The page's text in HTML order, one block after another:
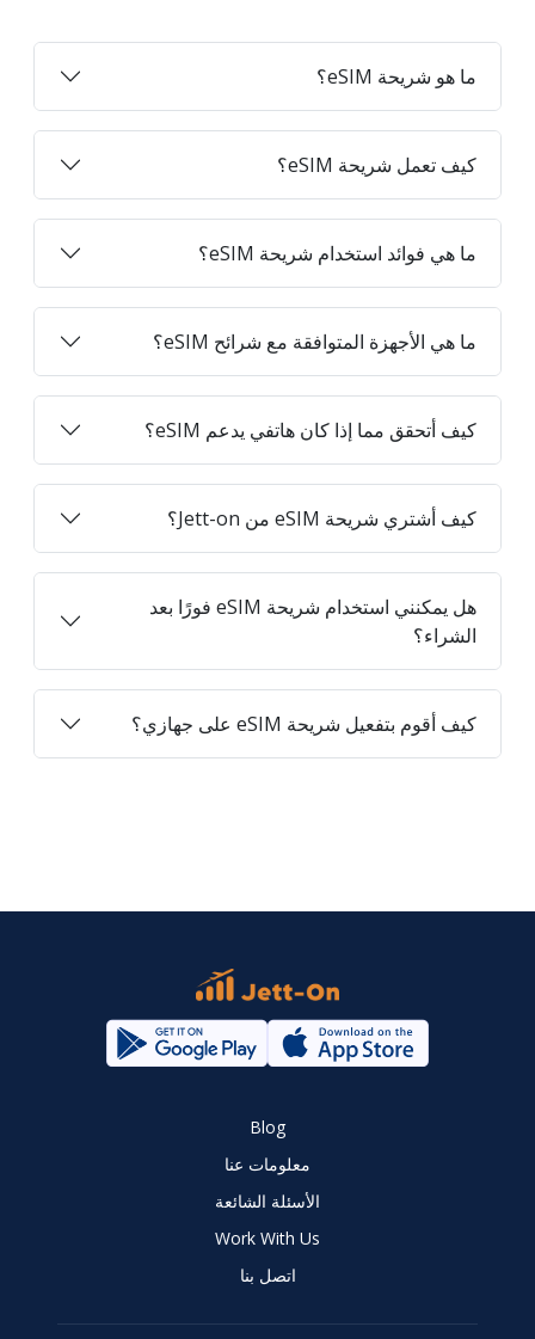
ما هو شريحة eSIM؟
كيف تعمل شريحة eSIM؟
ما هي فوائد استخدام شريحة eSIM؟
ما هي الأجهزة المتوافقة مع شرائح eSIM؟
كيف أتحقق مما إذا كان هاتفي يدعم eSIM؟
كيف أشتري شريحة eSIM من Jett-on؟
هل يمكنني استخدام شريحة eSIM فورًا بعد
الشراء؟
كيف أقوم بتفعيل شريحة eSIM على جهازي؟
Blog
معلومات عنا
الأسئلة الشائعة
Work With Us
اتصل بنا